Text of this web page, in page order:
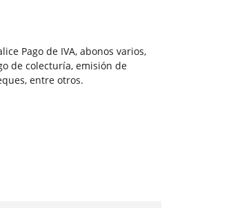
Pago de IVA, abonos varios,
de colecturía, emisión de
entre otros.